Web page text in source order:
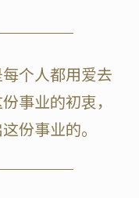
个人都用爱去
事业的初衷，
份事业的。